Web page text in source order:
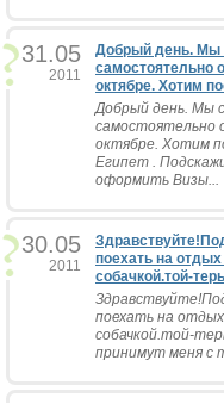
31.05
2011
Добрый день. Мы
самостоятельно
октябре. Хотим
Добрый день. Мы
самостоятельно
октябре. Хотим
Египет .
оформить Визы...
30.05
2011
поехать на
собачкой.той-
поехать на
собачкой.той-
принимут меня с